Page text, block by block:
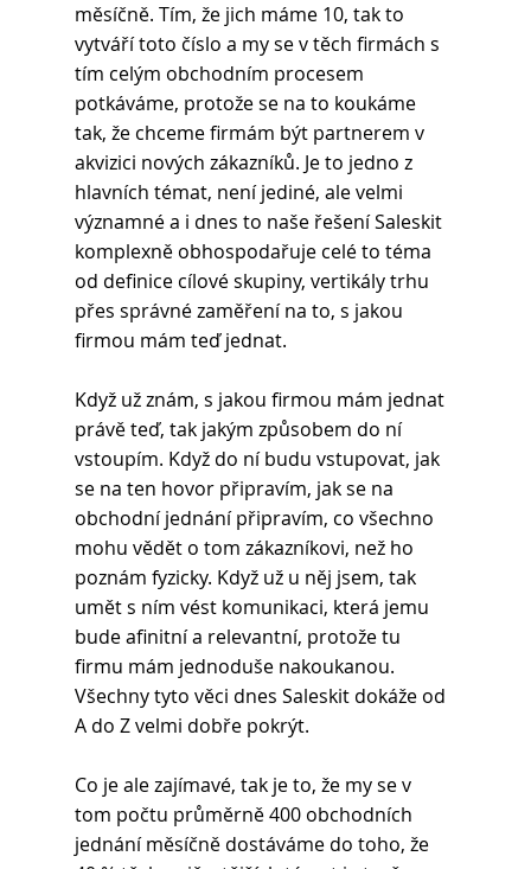
měsíčně. Tím, že jich máme 10, tak to
vytváří toto číslo a my se v těch firmách s
tím celým obchodním procesem
potkáváme, protože se na to koukáme
tak, že chceme firmám být partnerem v
akvizici nových zákazníků. Je to jedno z
hlavních témat, není jediné, ale velmi
významné a i dnes to naše řešení Saleskit
komplexně obhospodařuje celé to téma
od definice cílové skupiny, vertikály trhu
přes správné zaměření na to, s jakou
firmou mám teď jednat.
Když už znám, s jakou firmou mám jednat
právě teď, tak jakým způsobem do ní
vstoupím. Když do ní budu vstupovat, jak
se na ten hovor připravím, jak se na
obchodní jednání připravím, co všechno
mohu vědět o tom zákazníkovi, než ho
poznám fyzicky. Když už u něj jsem, tak
umět s ním vést komunikaci, která jemu
bude afinitní a relevantní, protože tu
firmu mám jednoduše nakoukanou.
Všechny tyto věci dnes Saleskit dokáže od
A do Z velmi dobře pokrýt.
Co je ale zajímavé, tak je to, že my se v
tom počtu průměrně 400 obchodních
jednání měsíčně dostáváme do toho, že